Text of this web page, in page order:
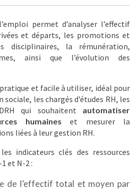
permet d’analyser l’effectif
et départs, les promotions et
disciplinaires, la rémunération,
ainsi que l’évolution des
pratique et facile à utiliser, idéal pour
les chargés d’études RH, les
qui souhaitent automatiser
humaines et mesurer la
liées à leur gestion RH.
indicateurs clés des ressources
et N-2 :
de l’effectif total et moyen par